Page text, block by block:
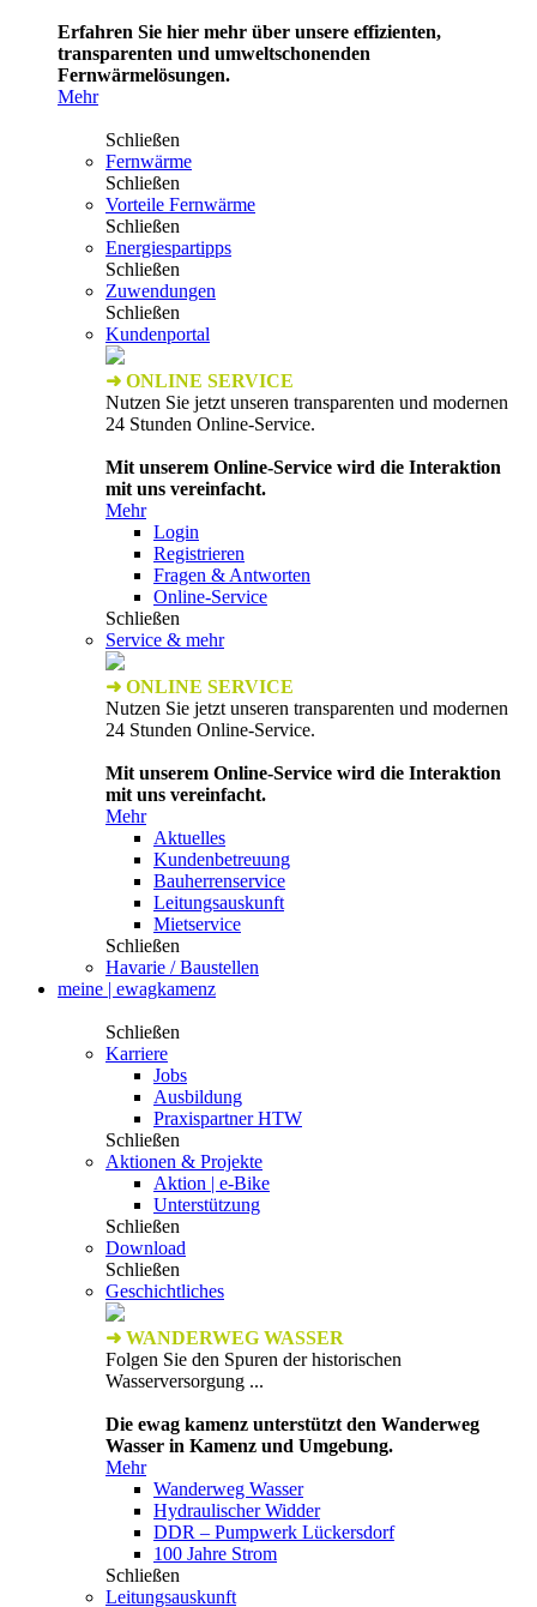
Erfahren Sie hier mehr über unsere effizienten,
transparenten und umweltschonenden
Fernwärmelösungen.
Mehr
Schließen
Fernwärme
Schließen
Vorteile Fernwärme
Schließen
Energiespartipps
Schließen
Zuwendungen
Schließen
Kundenportal
➜ ONLINE SERVICE
Nutzen Sie jetzt unseren transparenten und modernen
24 Stunden Online-Service.
Mit unserem Online-Service wird die Interaktion
mit uns vereinfacht.
Mehr
Login
Registrieren
Fragen & Antworten
Online-Service
Schließen
Service & mehr
➜ ONLINE SERVICE
Nutzen Sie jetzt unseren transparenten und modernen
24 Stunden Online-Service.
Mit unserem Online-Service wird die Interaktion
mit uns vereinfacht.
Mehr
Aktuelles
Kundenbetreuung
Bauherrenservice
Leitungsauskunft
Mietservice
Schließen
Havarie / Baustellen
meine | ewagkamenz
Schließen
Karriere
Jobs
Ausbildung
Praxispartner HTW
Schließen
Aktionen & Projekte
Aktion | e-Bike
Unterstützung
Schließen
Download
Schließen
Geschichtliches
➜ WANDERWEG WASSER
Folgen Sie den Spuren der historischen
Wasserversorgung ...
Die ewag kamenz unterstützt den Wanderweg
Wasser in Kamenz und Umgebung.
Mehr
Wanderweg Wasser
Hydraulischer Widder
DDR – Pumpwerk Lückersdorf
100 Jahre Strom
Schließen
Leitungsauskunft